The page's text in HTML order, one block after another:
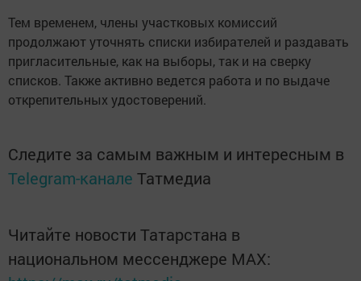
Тем временем, члены участковых комиссий
продолжают уточнять списки избирателей и раздавать
пригласительные, как на выборы, так и на сверку
списков. Также активно ведется работа и по выдаче
открепительных удостоверений.
Следите за самым важным и интересным в
Telegram-канале Татмедиа
Читайте новости Татарстана в
национальном мессенджере MАХ: